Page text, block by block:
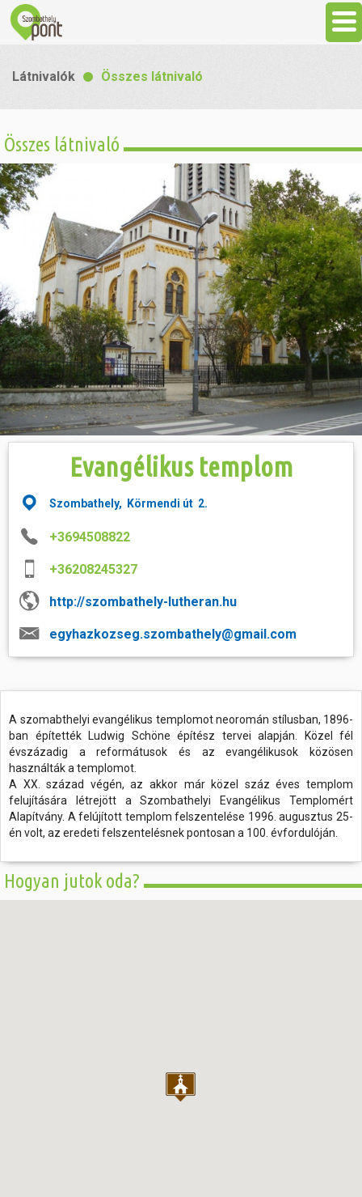
Látnivalók
Szállás
Sport
Szabadidő
Hasznos
Látnivalók Összes látnivaló
Összes látnivaló
Evangélikus templom
Szombathely, Körmendi út 2.
+3694508822
+36208245327
http://szombathely-lutheran.hu
egyhazkozseg.szombathely@gmail.com
A szomabthelyi evangélikus templomot neoromán stílusban, 1896-
ban építették Ludwig Schöne építész tervei alapján. Közel fél
évszázadig a reformátusok és az evangélikusok közösen
használták a templomot.
A XX. század végén, az akkor már közel száz éves templom
felujítására létrejött a Szombathelyi Evangélikus Templomért
Alapítvány. A felújított templom felszentelése 1996. augusztus 25-
én volt, az eredeti felszentelésnek pontosan a 100. évfordulóján.
Hogyan jutok oda?